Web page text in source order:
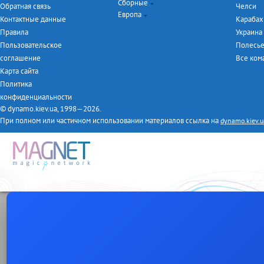
Обратная связь
Контактные данные
Правила
Пользовательское
соглашение
Карта сайта
Политика
конфиденциальности
Кубок Украины
Турнир дублёров
Лига Чемпионов
Лига Европы
Сборные
Евро-2016
Европа
Челси
Карабах
Украина
Полесье
Все
© dynamo.kiev.ua, 1998—2026.
При полном или частичном использовании материалов ссылка на